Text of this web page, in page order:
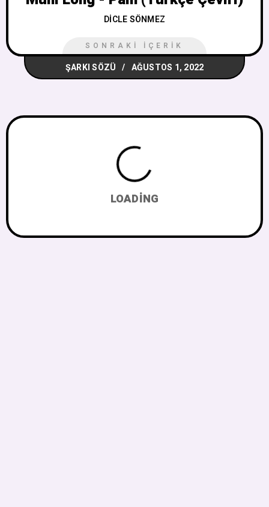
DICLE SÖNMEZ
SONRAKI İÇERIK
ŞARKI SÖZÜ AĞUSTOS 1, 2022
LOADING